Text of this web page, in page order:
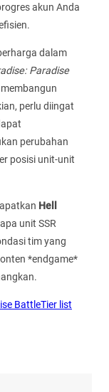
akun Anda
dalam
Paradise
perlu diingat
perubahan
posisi unit-unit
Hell
unit SSR
tim yang
*endgame*
BattleTier list